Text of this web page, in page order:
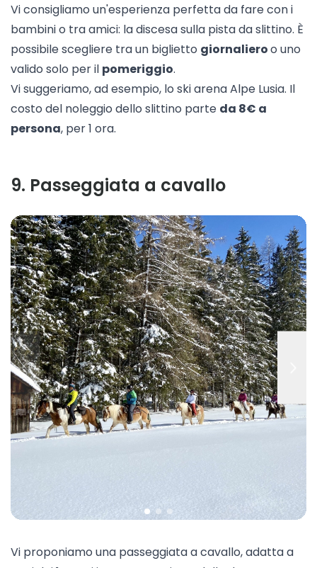
Vi consigliamo un'esperienza perfetta da fare con i
bambini o tra amici: la discesa sulla pista da slittino. È
possibile scegliere tra un biglietto giornalieroo uno
valido solo per il pomeriggio.
Vi suggeriamo, ad esempio, lo ski arenaAlpe Lusia. Il
costo del noleggio dello slittino parte da 8€ a
persona, per 1 ora.
9. Passeggiata a cavallo
Vi proponiamo una passeggiata a cavallo, adatta a